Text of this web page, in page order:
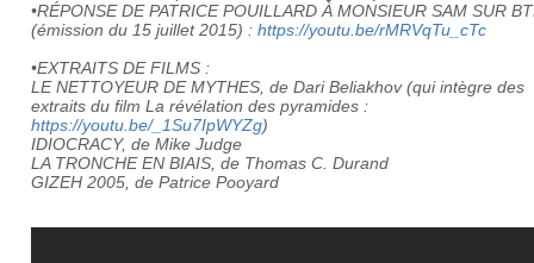
•RÉPONSE DE PATRICE POUILLARD À MONSIEUR SAM SUR
(émission du 15 juillet 2015) : https://youtu.be/rMRVqTu_cTc
•EXTRAITS DE FILMS :
LE NETTOYEUR DE MYTHES, de Dari Beliakhov (qui intègre des
extraits du film La révélation des pyramides :
https://youtu.be/_1Su7IpWYZg)
IDIOCRACY, de Mike Judge
LA TRONCHE EN BIAIS, de Thomas C. Durand
GIZEH 2005, de Patrice Pooyard